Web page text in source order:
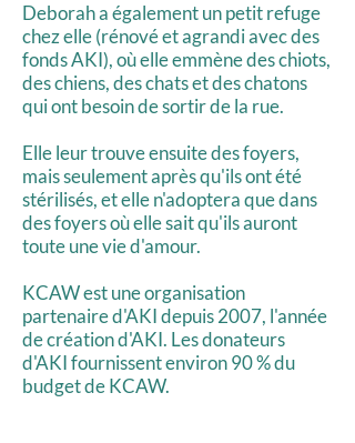
Deborah a également un petit refuge
chez elle (rénové et agrandi avec des
fonds AKI), où elle emmène des chiots,
des chiens, des chats et des chatons
qui ont besoin de sortir de la rue.
Elle leur trouve ensuite des foyers,
mais seulement après qu'ils ont été
stérilisés, et elle n'adoptera que dans
des foyers où elle sait qu'ils auront
toute une vie d'amour.
KCAW est une organisation
partenaire d'AKI depuis 2007, l'année
de création d'AKI. Les donateurs
d'AKI fournissent environ 90 % du
budget de KCAW.